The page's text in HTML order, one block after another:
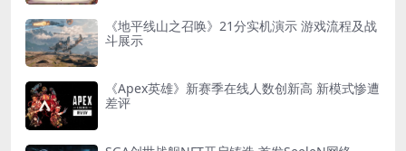
《地平线山之召唤》21分实机演示 游戏流程及战
斗展示
《Apex英雄》新赛季在线人数创新高 新模式惨遭
差评